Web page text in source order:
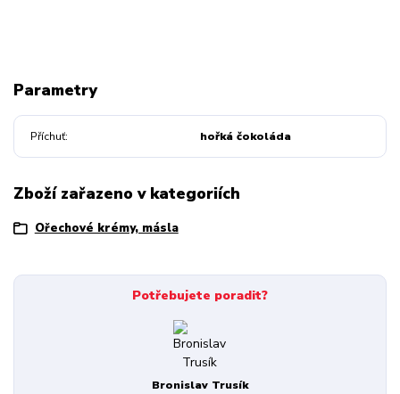
Parametry
Příchuť hořká čokoláda
Zboží zařazeno v kategoriích
Ořechové krémy, másla
Potřebujete poradit?
Bronislav Trusík